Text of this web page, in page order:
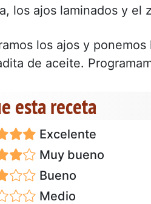
los ajos laminados y el
los ajos y
de aceite.
esta receta
Excelente
Muy bueno
Bueno
Medio